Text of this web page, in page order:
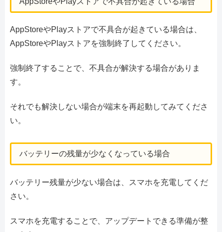
AppStoreやPlayストアで不具合が起きている場合は、
AppStoreやPlayストアを強制終了してください。
強制終了することで、不具合が解決する場合がありま
す。
それでも解決しない場合が端末を再起動してみてくださ
い。
バッテリーの残量が少なくなっている場合
バッテリー残量が少ない場合は、スマホを充電してくだ
さい。
スマホを充電することで、アップデートできる準備が整